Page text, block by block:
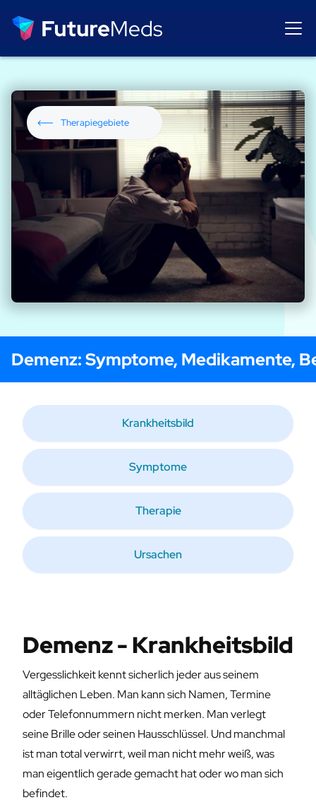
Therapiegebiete
Demenz: Symptome, Medikamente,
Krankheitsbild
Symptome
Therapie
Ursachen
Demenz - Krankheitsbild
Vergesslichkeit kennt sicherlich jeder aus seinem
alltäglichen Leben. Man kann sich Namen, Termine
oder Telefonnummern nicht merken. Man verlegt
seine Brille oder seinen Hausschlüssel. Und manchmal
ist man total verwirrt, weil man nicht mehr weiß, was
man eigentlich gerade gemacht hat oder wo man sich
befindet.